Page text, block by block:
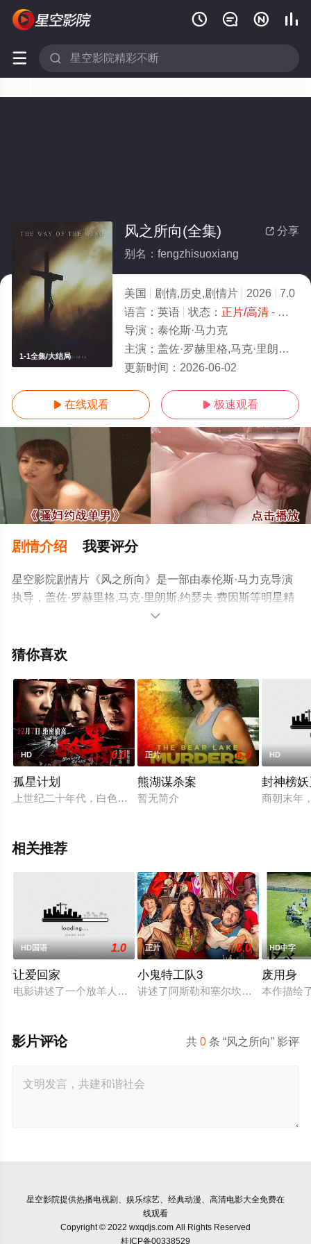
   
 
1-1全集/大结局
 分享
风之所向(全集)
别名：fengzhisuoxiang
美国 剧情,历史,剧情片 2026
7.0
语言： 英语 状态： 正片/高清- 免费在线观看
导演： 泰伦斯·马力克
主演： 盖佐·罗赫里格,马克·里朗斯,约瑟夫·费因斯
更新时间： 2026-06-02
 在线观看  极速观看
剧情介绍 我要评分
星空影院剧情片《风之所向》是一部由泰伦斯·马力克导演
执导，盖佐·罗赫里格,马克·里朗斯,约瑟夫·费因斯等明星精
彩演绎的美国电影，大结局剧情已揭晓（1-1全集），手机
多相关信息可移步至豆瓣电影、电视猫或剧情网等平台了

猜你喜欢
HD 6.0
孤星计划
上世纪二十年代，白色恐怖时期，全城封锁，李一民（王源 饰
正片 6.0
熊湖谋杀案
暂无简介
HD
封神榜
商朝末年
相关推荐
HD国语 1.0
让爱回家
电影讲述了一个放羊人吴鑫，为两只羊和他人发生冲突，失手
正片 8.0
小鬼特工队3
讲述了阿斯勒和塞尔坎在休产假期间
HD中字
废用身
本作描绘
共0 条 “风之所向” 影评
影片评论
星空影院提供热播电视剧、娱乐综艺、经典动漫、高清电影大全免费在
线观看
Copyright © 2022 wxqdjs.com All Rights Reserved
桂ICP备00338529